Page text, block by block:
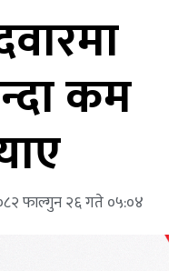
कम
फाल्गुन २६ गते ०५:०४